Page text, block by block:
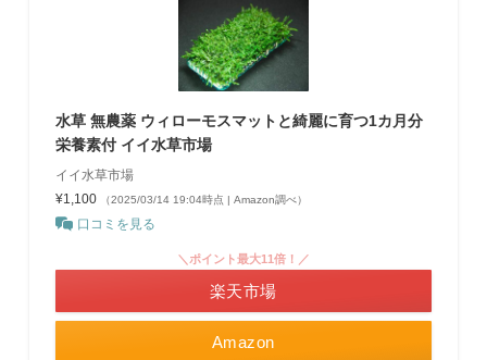
水草 無農薬 ウィローモスマットと綺麗に育つ1カ月分
栄養素付 イイ水草市場
イイ水草市場
¥1,100
（2025/03/14 19:04時点 | Amazon調べ）
口コミを見る
Amazon
＼ポイント最大11倍！／
楽天市場